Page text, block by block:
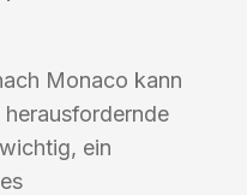
Monaco kann
ein